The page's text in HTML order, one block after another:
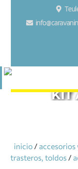
KIT
inicio / accesorios
trasteros, toldos /